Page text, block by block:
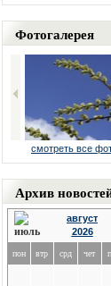
Фотогалерея
смотреть все
Архив
август
2026
пон втр срд чет